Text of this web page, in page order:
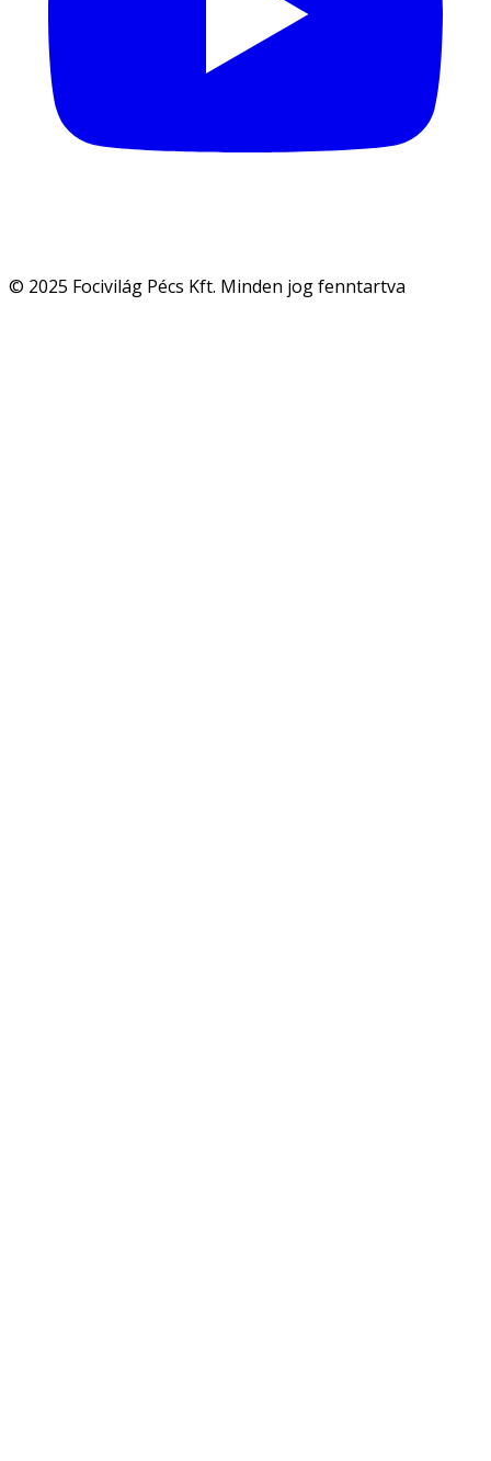
© 2025 Focivilág Pécs Kft. Minden jog fenntartva